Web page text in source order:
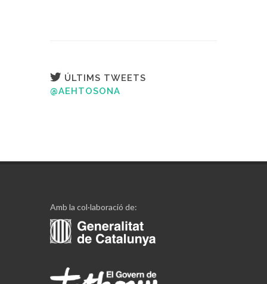
ÚLTIMS TWEETS
@AEHTOSONA
Amb la col·laboració de: